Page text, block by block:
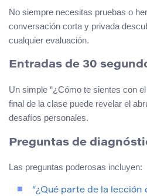
No siempre necesitas pruebas o
conversación corta y privada
cualquier evaluación.
Entradas de 30
Un simple “¿Cómo te sientes con
final de la clase puede revelar el
desafíos personales.
Preguntas de
Las preguntas poderosas incluyen:
“¿Qué parte de la lección